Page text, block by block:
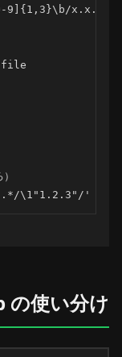
x.x.x.x/
file
\1"1.2.3"/'
使い分け